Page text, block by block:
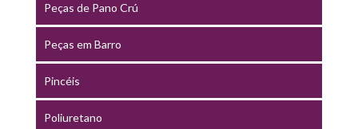
Peças de Pano Crú
Peças em Barro
Pincéis
Poliuretano